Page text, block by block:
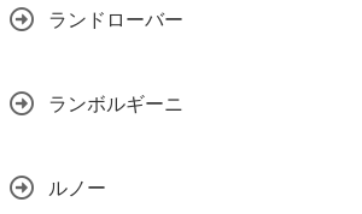
ランドローバー
ランボルギーニ
ルノー